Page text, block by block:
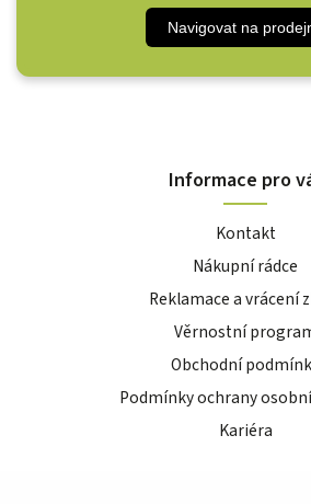
Navigovat na
Informace pro
Kontakt
Nákupní rádce
Reklamace a vrácení
Věrnostní
Obchodní
Podmínky ochrany
Kariéra